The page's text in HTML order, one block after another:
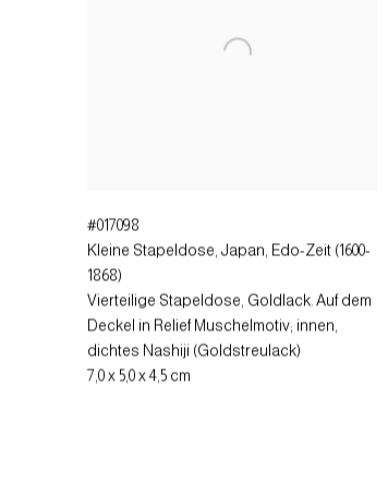
#017098
Kleine Stapeldose, Japan, Edo-Zeit (1600-
1868)
Vierteilige Stapeldose, Goldlack. Auf dem
Deckel in Relief Muschelmotiv; innen,
dichtes Nashiji (Goldstreulack)
7,0 x 5,0 x 4,5 cm